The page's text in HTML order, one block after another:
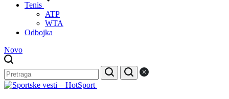
Tenis
ATP
WTA
Odbojka
Novo